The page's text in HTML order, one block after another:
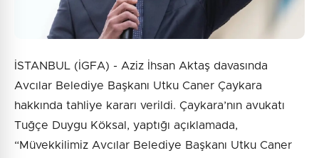
İSTANBUL (İGFA) - Aziz İhsan Aktaş davasında
Avcılar Belediye Başkanı Utku Caner Çaykara
hakkında tahliye kararı verildi. Çaykara’nın avukatı
Tuğçe Duygu Köksal, yaptığı açıklamada,
“Müvekkilimiz Avcılar Belediye Başkanı Utku Caner